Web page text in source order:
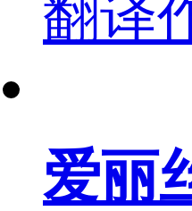
翻译
爱丽